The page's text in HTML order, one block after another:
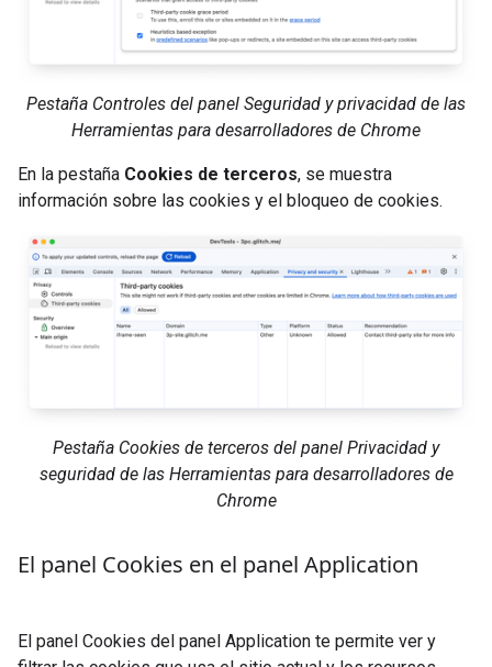
Pestaña Controles del panel Seguridad y privacidad de las
Herramientas para desarrolladores de Chrome
En la pestaña Cookies de terceros, se muestra
información sobre las cookies y el bloqueo de cookies.
Pestaña Cookies de terceros del panel Privacidad y
seguridad de las Herramientas para desarrolladores de
Chrome
El panel Cookies en el panel Application
El panel Cookies del panel Application te permite ver y